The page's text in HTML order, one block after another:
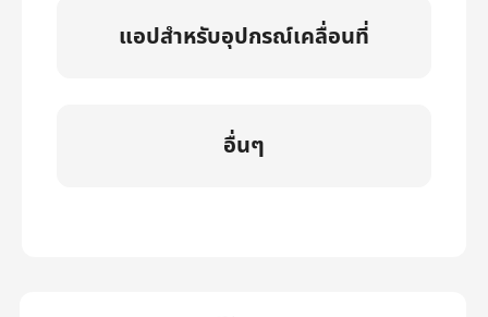
แอปสำหรับอุปกรณ์เคลื่อนที่
อื่นๆ